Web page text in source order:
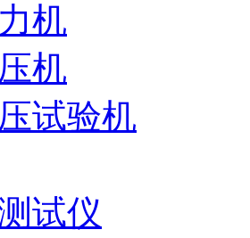
机
机
试验机
试仪